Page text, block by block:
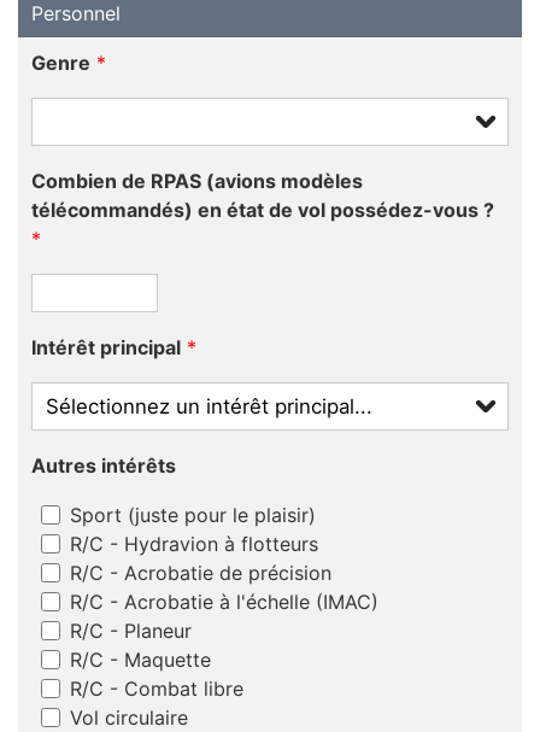
Personnel
Genre *
Combien de RPAS (avions modèles
télécommandés) en état de vol possédez-vous ?
*
Intérêt principal *
Autres intérêts
Sport (juste pour le plaisir)
R/C - Hydravion à flotteurs
R/C - Acrobatie de précision
R/C - Acrobatie à l'échelle (IMAC)
R/C - Planeur
R/C - Maquette
R/C - Combat libre
Vol circulaire